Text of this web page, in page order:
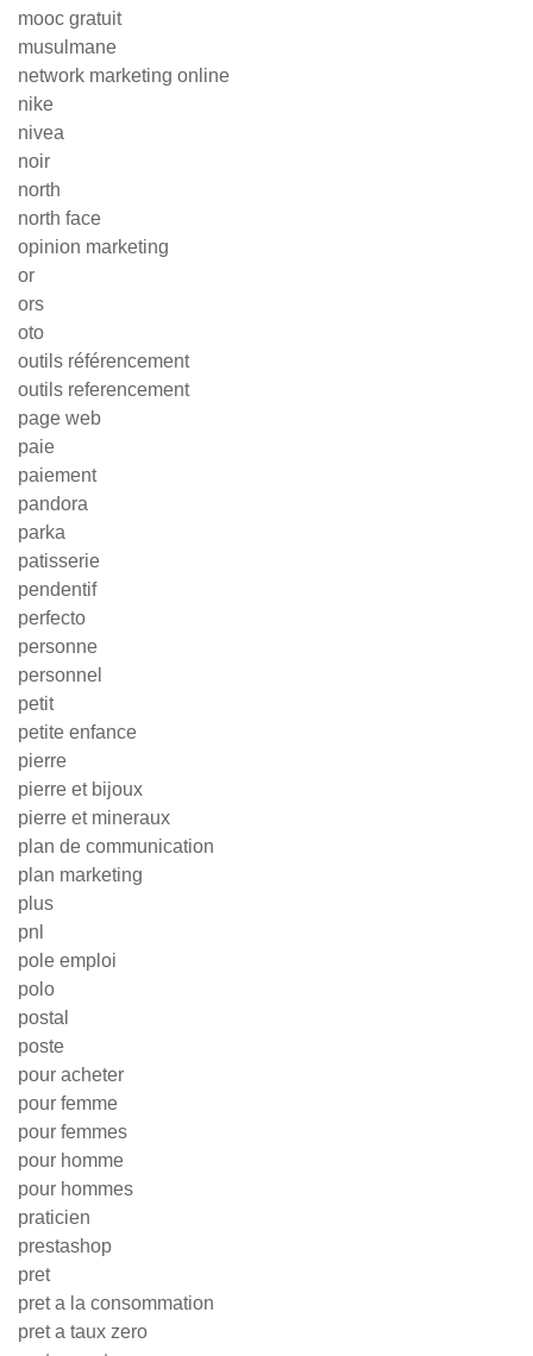
mooc gratuit
musulmane
network marketing online
nike
nivea
noir
north
north face
opinion marketing
or
ors
oto
outils référencement
outils referencement
page web
paie
paiement
pandora
parka
patisserie
pendentif
perfecto
personne
personnel
petit
petite enfance
pierre
pierre et bijoux
pierre et mineraux
plan de communication
plan marketing
plus
pnl
pole emploi
polo
postal
poste
pour acheter
pour femme
pour femmes
pour homme
pour hommes
praticien
prestashop
pret
pret a la consommation
pret a taux zero